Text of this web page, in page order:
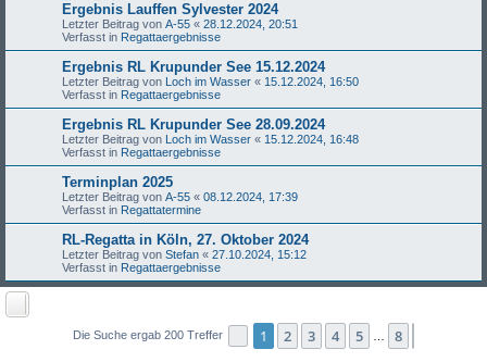
Ergebnis Lauffen Sylvester 2024
Letzter Beitrag von A-55 « 28.12.2024, 20:51
Verfasst in Regattaergebnisse
Ergebnis RL Krupunder See 15.12.2024
Letzter Beitrag von Loch im Wasser « 15.12.2024, 16:50
Verfasst in Regattaergebnisse
Ergebnis RL Krupunder See 28.09.2024
Letzter Beitrag von Loch im Wasser « 15.12.2024, 16:48
Verfasst in Regattaergebnisse
Terminplan 2025
Letzter Beitrag von A-55 « 08.12.2024, 17:39
Verfasst in Regattatermine
RL-Regatta in Köln, 27. Oktober 2024
Letzter Beitrag von Stefan « 27.10.2024, 15:12
Verfasst in Regattaergebnisse
Die Suche ergab 200 Treffer Seite 1von
1 2 3 4 5 8